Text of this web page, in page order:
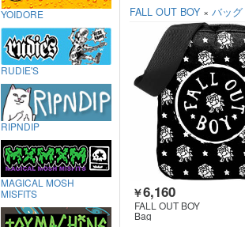
FALL OUT BOY × バッグ
￥6,160
FALL OUT BOY
Bag
YOIDORE
RUDIE'S
RIPNDIP
MAGICAL MOSH
MISFITS